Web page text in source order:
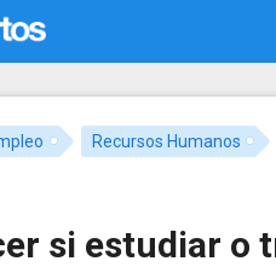
Recursos Humanos
si estudiar o